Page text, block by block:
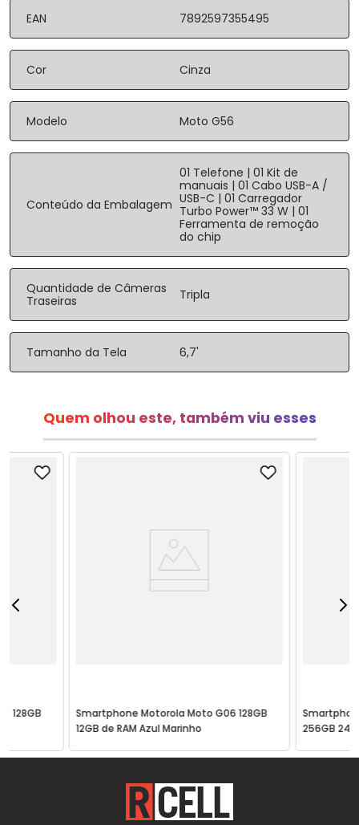
EAN 7892597355495
Cor Cinza
Modelo Moto G56
Conteúdo da Embalagem
01 Telefone | 01 Kit de
manuais | 01 Cabo USB-A /
USB-C | 01 Carregador
Turbo Power™ 33 W | 01
Ferramenta de remoção
do chip
Quantidade de Câmeras
Traseiras
Tripla
Tamanho da Tela 6,7'
Quem olhou este, também viu esses
128GB
Smartphone Motorola Moto G06 128GB
12GB de RAM Azul Marinho
256GB